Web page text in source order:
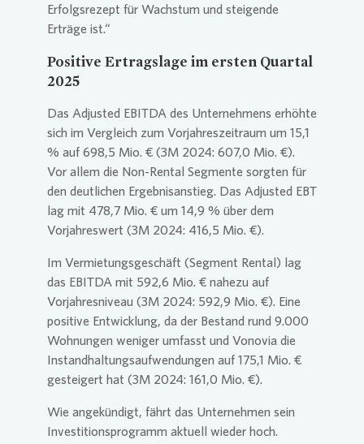
Erfolgsrezept für Wachstum und steigende
Erträge ist.“
Positive Ertragslage im ersten Quartal
2025
Das Adjusted EBITDA des Unternehmens erhöhte
sich im Vergleich zum Vorjahreszeitraum um 15,1
% auf 698,5 Mio. € (3M 2024: 607,0 Mio. €).
Vor allem die Non-Rental Segmente sorgten für
den deutlichen Ergebnisanstieg. Das Adjusted EBT
lag mit 478,7 Mio. € um 14,9 % über dem
Vorjahreswert (3M 2024: 416,5 Mio. €).
Im Vermietungsgeschäft (Segment Rental) lag
das EBITDA mit 592,6 Mio. € nahezu auf
Vorjahresniveau (3M 2024: 592,9 Mio. €). Eine
positive Entwicklung, da der Bestand rund 9.000
Wohnungen weniger umfasst und Vonovia die
Instandhaltungsaufwendungen auf 175,1 Mio. €
gesteigert hat (3M 2024: 161,0 Mio. €).
Wie angekündigt, fährt das Unternehmen sein
Investitionsprogramm aktuell wieder hoch.